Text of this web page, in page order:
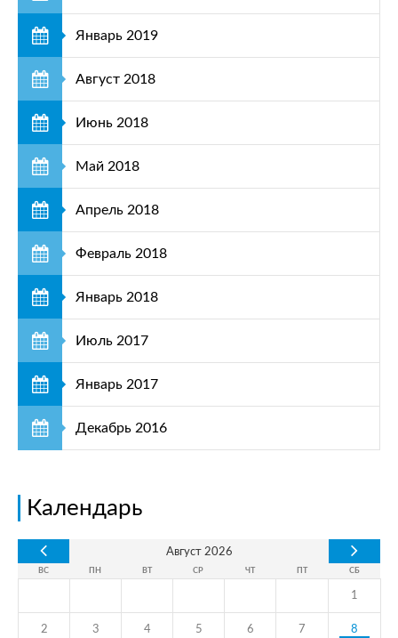
Январь 2019
Август 2018
Июнь 2018
Май 2018
Апрель 2018
Февраль 2018
Январь 2018
Июль 2017
Январь 2017
Декабрь 2016
Календарь
Август 2026
ВС ПН ВТ СР ЧТ СБ
1
2 3 4 5 6 7 8